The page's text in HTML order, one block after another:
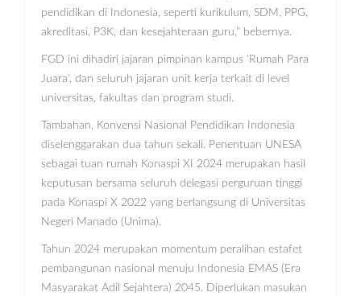
pendidikan di Indonesia, seperti kurikulum, SDM, PPG,
akreditasi, P3K, dan kesejahteraan guru,” bebernya.
FGD ini dihadiri jajaran pimpinan kampus ‘Rumah Para
Juara’, dan seluruh jajaran unit kerja terkait di level
universitas, fakultas dan program studi.
Tambahan, Konvensi Nasional Pendidikan Indonesia
diselenggarakan dua tahun sekali. Penentuan UNESA
sebagai tuan rumah Konaspi XI 2024 merupakan hasil
keputusan bersama seluruh delegasi perguruan tinggi
pada Konaspi X 2022 yang berlangsung di Universitas
Negeri Manado (Unima).
Tahun 2024 merupakan momentum peralihan estafet
pembangunan nasional menuju Indonesia EMAS (Era
Masyarakat Adil Sejahtera) 2045. Diperlukan masukan